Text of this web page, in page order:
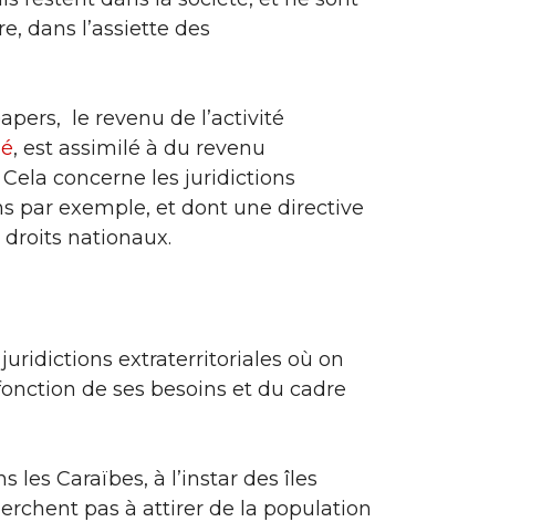
dans l’assiette des
le revenu de l’activité
, est assimilé à du revenu
concerne les juridictions
par exemple, et dont une directive
nationaux.
extraterritoriales où on
de ses besoins et du cadre
Caraïbes, à l’instar des îles
pas à attirer de la population